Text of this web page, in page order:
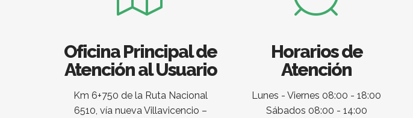
Oficina Principal de
Atención al Usuario
Km 6+750 de la Ruta Nacional
6510, vía nueva Villavicencio –
Horarios de
Atención
Lunes - Viernes 08:00 - 18:00
Sábados 08:00 - 14:00